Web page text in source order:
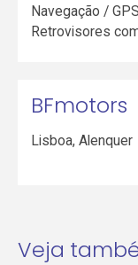
Navegação /
Retrovisores
BFmotors
Lisboa,Alenquer
Veja